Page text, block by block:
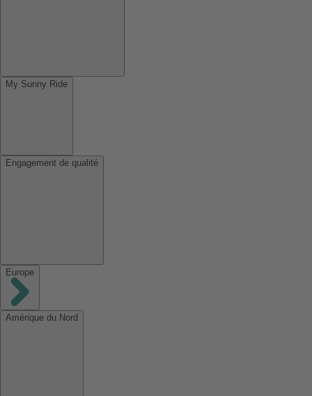
My Sunny Ride
Engagement de qualité
Europe
Amérique du Nord